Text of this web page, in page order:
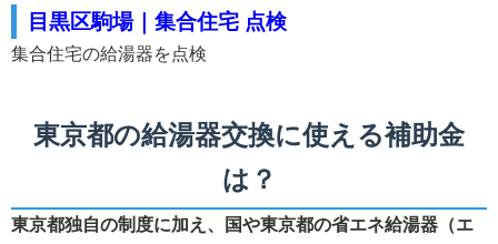
目黒区駒場｜集合住宅 点検
集合住宅の給湯器を点検
東京都の給湯器交換に使える補助金
は？
東京都独自の制度に加え、国や東京都の省エネ給湯器（エ